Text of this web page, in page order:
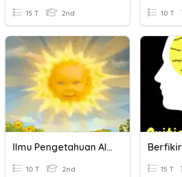
15 T 2nd 10 T
Ilmu Pengetahuan Alam
10 T 2nd 15 T